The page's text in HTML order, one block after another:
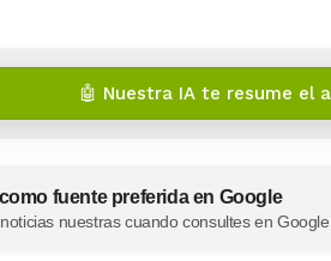
🤖 Nuestra IA te resume el
fuente preferida en Google
nuestras cuando consultes en Google.